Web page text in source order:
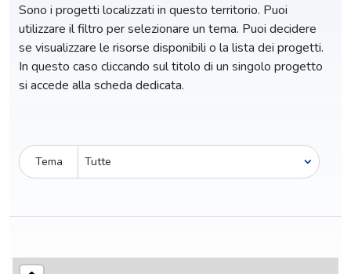
Sono i progetti localizzati in questo territorio. Puoi
utilizzare il filtro per selezionare un tema. Puoi decidere
se visualizzare le risorse disponibili o la lista dei progetti.
In questo caso cliccando sul titolo di un singolo progetto
si accede alla scheda dedicata.
Tema